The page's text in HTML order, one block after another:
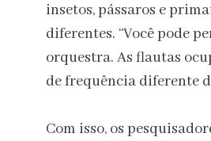
insetos, pássaros e
diferentes. “Você pode
orquestra. As flautas
de frequência diferente
Com isso, os